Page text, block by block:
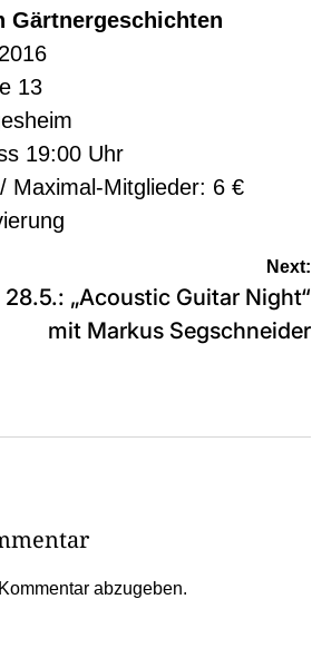
Gärtnergeschichten
13
19:00 Uhr
Maximal-Mitglieder: 6 €
Next:
28.5.: „Acoustic Guitar Night“
mit Markus Segschneider
abzugeben.